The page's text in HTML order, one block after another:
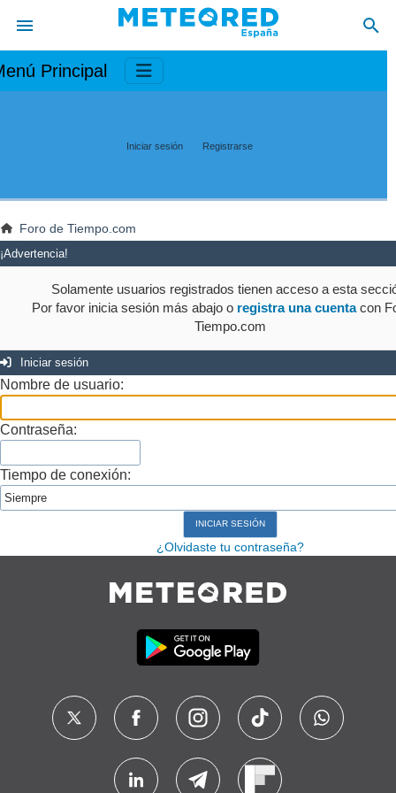
Principal
Iniciar sesión Registrarse
Foro de Tiempo.com
¡Advertencia!
Solamente usuarios registrados tienen acceso a esta
Por favor inicia sesión más abajo o registra una cuentacon
Tiempo.com
Iniciar sesión
Nombre de usuario:
Contraseña:
Tiempo de conexión:
¿Olvidaste tu contraseña?